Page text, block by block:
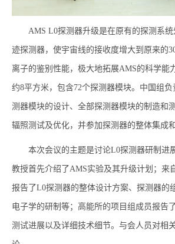
AMS L0探测器升级是在原有的探测系
迹探测器，使宇宙线的接收度增大到原来的
离子的鉴别性能，极大地拓展AMS的科学能
约8平方米，包含72个探测器模块。中国组
测器模块的设计、全部探测器模块的制造和
辐照测试及优化，并参加探测器的整体集成
本次会议的主题是讨论L0探测器研制进
教授首先介绍了AMS实验及其升级计划；来
报告了L0探测器的整体设计方案、探测器的
电子学的研制等；高能所的项目组成员报告
测试进展以及详细技术细节。与会人员对相